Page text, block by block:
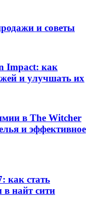
и советы
Impact: как
и улучшать их
в The Witcher
и эффективное
как стать
найт сити